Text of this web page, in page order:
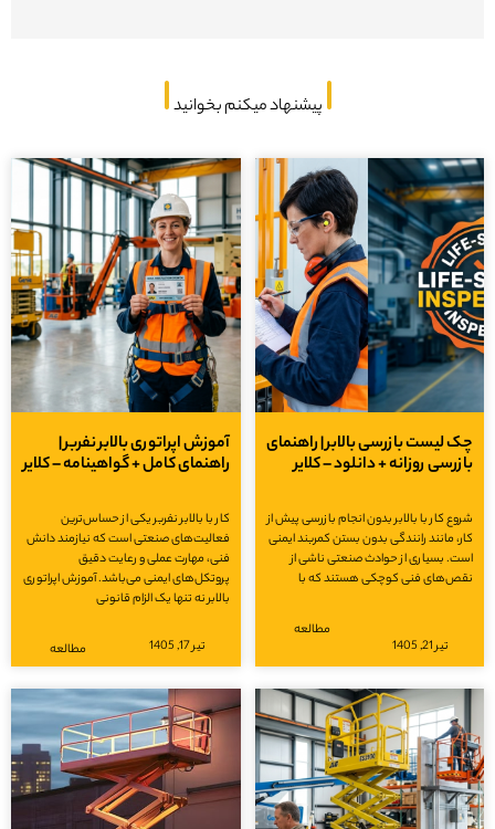
پیشنهاد میکنم بخوانید
چک لیست بازرسی بالابر | راهنمای
بازرسی روزانه + دانلود – کلایر
شروع کار با بالابر بدون انجام بازرسی پیش از
کار، مانند رانندگی بدون بستن کمربند ایمنی
است. بسیاری از حوادث صنعتی ناشی از
نقص‌های فنی کوچکی هستند که با
مطالعه
تیر 21, 1405
آموزش اپراتوری بالابر نفربر |
راهنمای کامل + گواهینامه – کلایر
کار با بالابر نفربر یکی از حساس‌ترین
فعالیت‌های صنعتی است که نیازمند دانش
فنی، مهارت عملی و رعایت دقیق
پروتکل‌های ایمنی می‌باشد. آموزش اپراتوری
بالابر نه تنها یک الزام قانونی
مطالعه تیر 17, 1405